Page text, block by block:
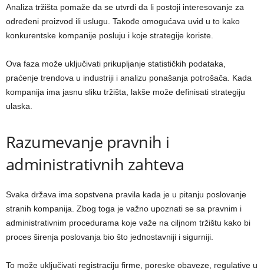
Analiza tržišta pomaže da se utvrdi da li postoji interesovanje za
određeni proizvod ili uslugu. Takođe omogućava uvid u to kako
konkurentske kompanije posluju i koje strategije koriste.
Ova faza može uključivati prikupljanje statističkih podataka,
praćenje trendova u industriji i analizu ponašanja potrošača. Kada
kompanija ima jasnu sliku tržišta, lakše može definisati strategiju
ulaska.
Razumevanje pravnih i
administrativnih zahteva
Svaka država ima sopstvena pravila kada je u pitanju poslovanje
stranih kompanija. Zbog toga je važno upoznati se sa pravnim i
administrativnim procedurama koje važe na ciljnom tržištu kako bi
proces širenja poslovanja bio što jednostavniji i sigurniji.
To može uključivati registraciju firme, poreske obaveze, regulative u